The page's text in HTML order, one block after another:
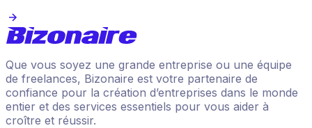
Que vous soyez une grande entreprise ou une équipe
de freelances, Bizonaire est votre partenaire de
confiance pour la création d’entreprises dans le monde
entier et des services essentiels pour vous aider à
croître et réussir.